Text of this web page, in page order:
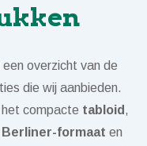
overzicht van de
die wij aanbieden.
het compacte tabloid ,
Berliner-formaat en